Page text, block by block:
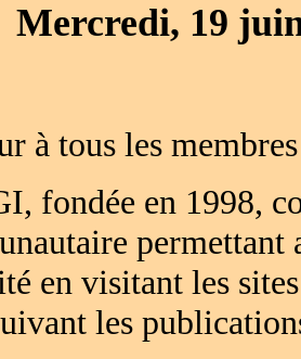
Mercredi, 19
à tous les
fondée en 1998,
en visitant les
les